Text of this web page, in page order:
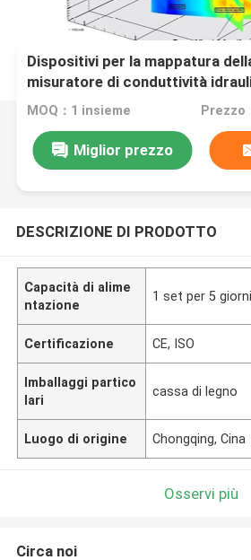
Dispositivi per la mappatura
misuratore di conduttività
MOQ：1 insieme Prezzo
Miglior prezzo
DESCRIZIONE DI PRODOTTO
Capacità di alime
ntazione
1 set per 5 giorni
Certificazione CE, ISO
Imballaggi partico
lari
cassa di legno
Luogo di origine Chongqing, Cina
Osservi più
Circa noi